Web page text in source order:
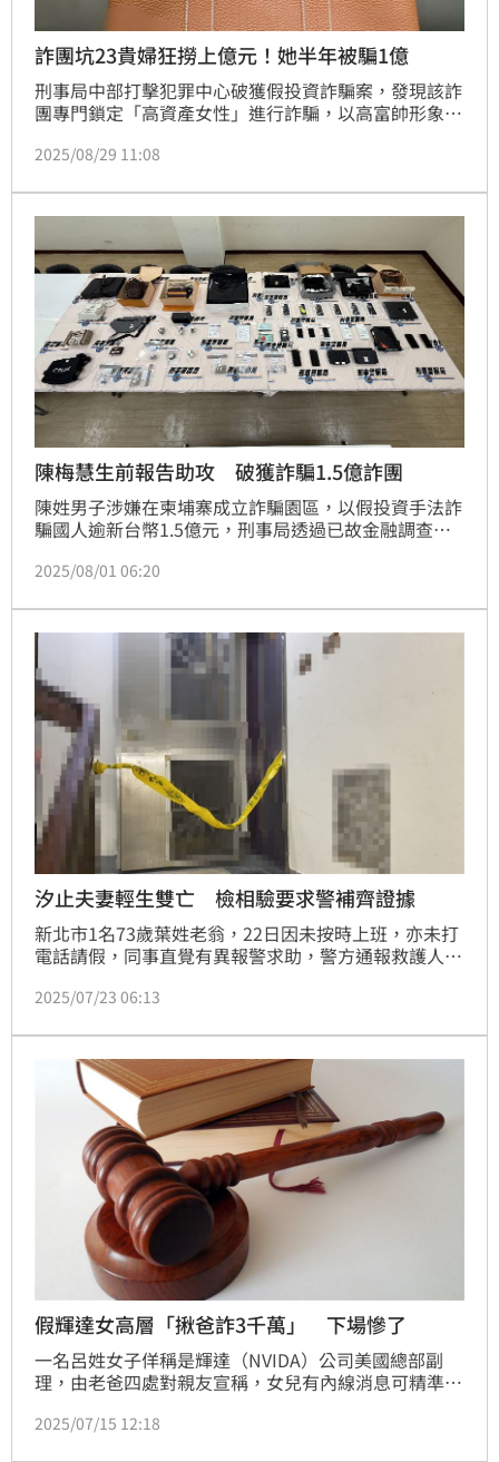
詐團坑23貴婦狂撈上億元！她半年被騙1億
刑事局中部打擊犯罪中心破獲假投資詐騙案，發現該詐
團專門鎖定「高資產女性」進行詐騙，以高富帥形象對
女性受害，詐騙金額高達1億7344萬元；其中1名貴婦
2025/08/29 11:08
陳梅慧生前報告助攻 破獲詐騙1.5億詐團
陳姓男子涉嫌在柬埔寨成立詐騙園區，以假投資手法詐
騙國人逾新台幣1.5億元，刑事局透過已故金融調查師
依詐欺等罪送辦。
2025/08/01 06:20
汐止夫妻輕生雙亡 檢相驗要求警補齊證據
新北市1名73歲葉姓老翁，22日因未按時上班，亦未打
電話請假，同事直覺有異報警求助，警方通報救護人員
歲）陳屍床上；據了解，2024年11月間，黃女誤信假
生；23日下午時分，檢方相驗葉姓夫婦遺體，並質疑警
方蒐證不完備。
2025/07/23 06:13
假輝達女高層「揪爸詐3千萬」 下場慘了
一名呂姓女子佯稱是輝達（NVIDA）公司美國總部副
理，由老爸四處對親友宣稱，女兒有內線消息可精準投
案經起訴，宜蘭地院審結，詐欺罪及偽造文書罪，處應
2025/07/15 12:18